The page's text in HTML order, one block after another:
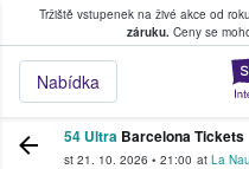
Tržiště vstupenek na živé akce od
záruku.Ceny se
Nabídka
kde fanoušci
54 Ultra Barcelona Tickets
st 21. 10. 2026 • 21:00 at La Nau